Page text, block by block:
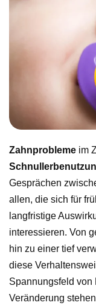
Zahnprobleme im
Gesprächen
allen, die sich für
langfristige
interessieren. Von
hin zu einer tief
diese
Spannungsfeld von
Veränderung